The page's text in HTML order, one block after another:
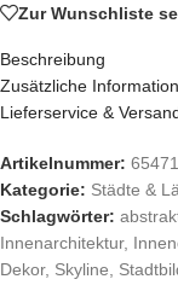
Zur Wunschliste
Beschreibung
Zusätzliche
Lieferservice &
Artikelnummer: 65471
Kategorie: Städte &
Schlagwörter:
Innenarchitektur,
Dekor, Skyline,